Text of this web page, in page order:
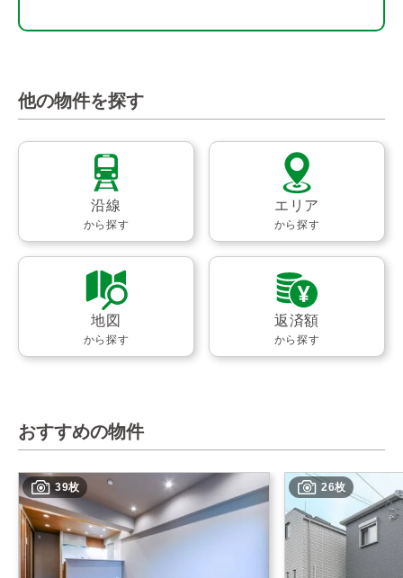
他の物件を探す
沿線
から探す
エリア
から探す
地図
から探す
返済額
から探す
おすすめの物件
39枚 26枚